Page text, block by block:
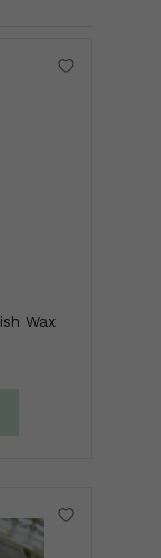
Wax